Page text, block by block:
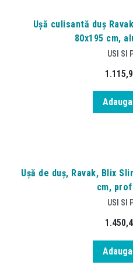
Ușă culisantă duș
80x195 cm,
USI SI
Ușă de duș, Ravak, Blix
cm,
USI SI